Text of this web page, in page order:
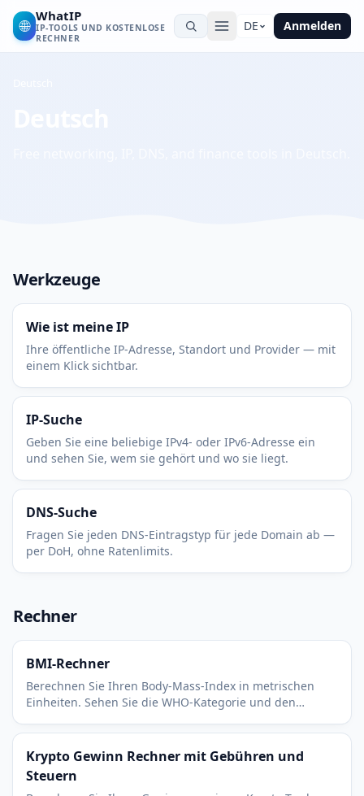
🌐
WhatIP
IP-TOOLS UND KOSTENLOSE
RECHNER
DE Anmelden
Werkzeuge
Wie ist meine IP
Ihre öffentliche IP-Adresse, Standort und Provider — mit
einem Klick sichtbar.
IP-Suche
Geben Sie eine beliebige IPv4- oder IPv6-Adresse ein
und sehen Sie, wem sie gehört und wo sie liegt.
DNS-Suche
Fragen Sie jeden DNS-Eintragstyp für jede Domain ab —
per DoH, ohne Ratenlimits.
Rechner
BMI-Rechner
Berechnen Sie Ihren Body-Mass-Index in metrischen
Einheiten. Sehen Sie die WHO-Kategorie und den
einen Blick.
Krypto Gewinn Rechner mit Gebühren und
Steuern